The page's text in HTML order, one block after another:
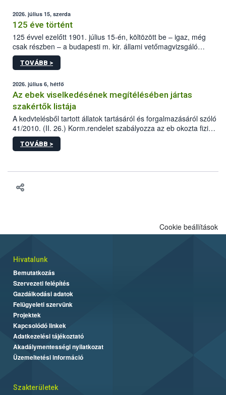
2026. július 15, szerda
125 éve történt
125 évvel ezelőtt 1901. július 15-én, költözött be – igaz, még
csak részben – a budapesti m. kir. állami vetőmagvizsgáló
állomás a Kis Rókus utca 15. szám alatti, Czigler Győző által
tervezett új épületébe.
TOVÁBB >
2026. július 6, hétfő
Az ebek viselkedésének megítélésében jártas
szakértők listája
A kedvtelésből tartott állatok tartásáról és forgalmazásáról szóló
41/2010. (II. 26.) Korm.rendelet szabályozza az eb okozta fizikai
sérülés, illetve ennek veszélye keletkezésekor felmerülő
hatósági feladatokat, valamint a veszélyes eb tartását és annak
TOVÁBB >
Cookie beállítások
Hivatalunk
Bemutatkozás
Szervezeti felépítés
Gazdálkodási adatok
Felügyeleti szervünk
Projektek
Kapcsolódó linkek
Adatkezelési tájékoztató
Akadálymentességi nyilatkozat
Üzemeltetési információ
Szakterületek